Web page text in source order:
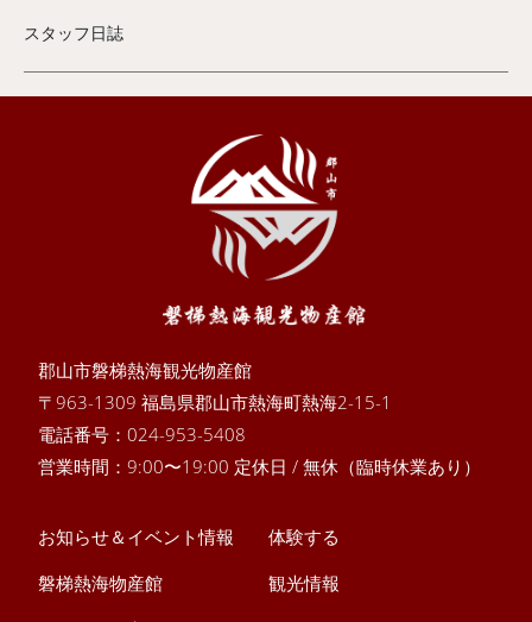
スタッフ日誌
郡山市磐梯熱海観光物産館
〒963-1309 福島県郡山市熱海町熱海2-15-1
電話番号： 024-953-5408
営業時間：9:00〜19:00 定休日 / 無休（臨時休業あり）
お知らせ＆イベント情報
磐梯熱海物産館
体験する
観光情報